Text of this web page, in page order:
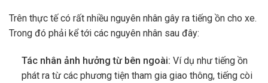
Trên thực tế có rất nhiều nguyên nhân gây ra tiếng ồn cho xe.
Trong đó phải kể tới các nguyên nhân sau đây:
Tác nhân ảnh hưởng từ bên ngoài: Ví dụ như tiếng ồn
phát ra từ các phương tiện tham gia giao thông, tiếng còi